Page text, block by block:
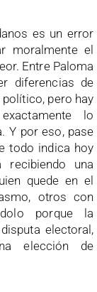
es un error
moralmente el
Entre Paloma
diferencias de
pero hay
lo
Y por eso, pase
todo indica hoy
una
quede en el
otros con
porque la
electoral,
elección de